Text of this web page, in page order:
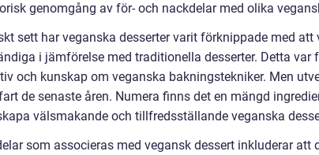
genomgång av för- och nackdelar med olika
sett har veganska desserter varit förknippade med
i jämförelse med traditionella desserter. Detta var
och kunskap om veganska bakningstekniker. Men
de senaste åren. Numera finns det en mängd
välsmakande och tillfredsställande veganska
som associeras med vegansk dessert inkluderar